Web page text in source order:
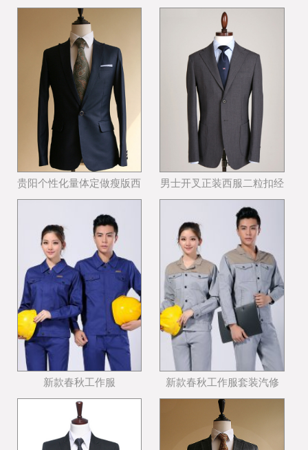
贵阳个性化量体定做瘦版西
男士开叉正装西服二粒扣经
典西服款式
新款春秋工作服 新款春秋工作服套装汽修